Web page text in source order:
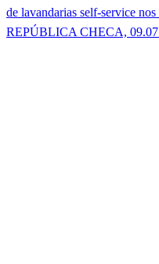
de lavandarias self-service
REPÚBLICA CHECA,